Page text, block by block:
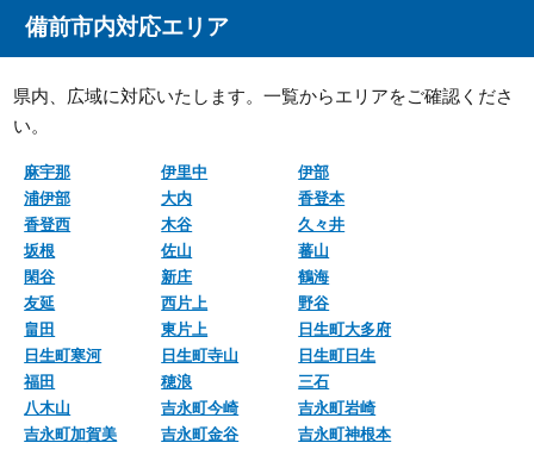
備前市内対応エリア
県内、広域に対応いたします。一覧からエリアをご確認くださ
い。
麻宇那 伊里中
伊部
浦伊部
大内
香登本
香登西
木谷
久々井
坂根
佐山
蕃山
閑谷
新庄
鶴海
友延
西片上
野谷
畠田
東片上
日生町大多府
日生町寒河
日生町寺山
日生町日生
福田
穂浪
三石
八木山
吉永町今崎
吉永町岩崎
吉永町加賀美
吉永町金谷
吉永町神根本